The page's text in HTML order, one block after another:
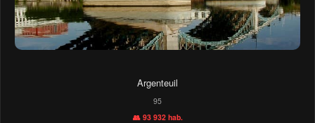
Argenteuil
95
👥 93 932 hab.